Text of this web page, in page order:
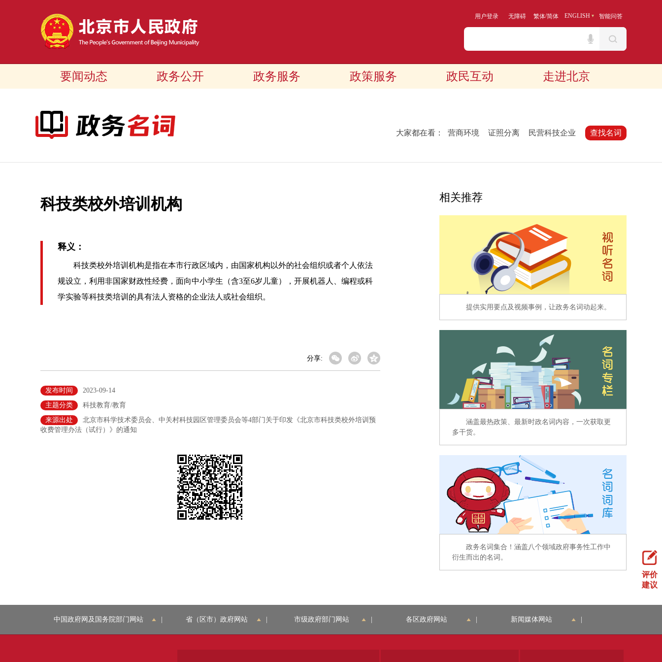
用户登录 无障碍 繁体/简体 ENGLISH 智能问答
要闻动态 政务公开 政务服务 政策服务 政民互动 走进北京
大家都在看： 营商环境 证照分离 民营科技企业 查找名词
科技类校外培训机构
释义：
科技类校外培训机构是指在本市行政区域内，由国家机构以外的社会组织或者个人依法
规设立，利用非国家财政性经费，面向中小学生（含3至6岁儿童），开展机器人、编程或科
学实验等科技类培训的具有法人资格的企业法人或社会组织。
分享:
发布时间
2023-09-14
主题分类
科技教育/教育
来源出处
北京市科学技术委员会、中关村科技园区管理委员会等4部门关于印发《北京市科技类校外培训预
收费管理办法（试行）》的通知
相关推荐
提供实用要点及视频事例，让政务名词动起来。
涵盖最热政策、最新时政名词内容，一次获取更
多干货。
政务名词集合！涵盖八个领域政府事务性工作中
衍生而出的名词。
评价
建议
中国政府网及国务院部门网站 省（区市）政府网站 市级政府部门网站 各区政府网站 新闻媒体网站